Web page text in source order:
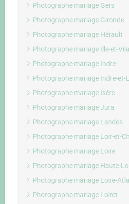
Photographe mariage Gers
Photographe mariage Gironde
Photographe mariage Hérault
Photographe mariage Ille-et-
Photographe mariage Indre
Photographe mariage Indre-et-
Photographe mariage Isère
Photographe mariage Jura
Photographe mariage Landes
Photographe mariage Loir-et-
Photographe mariage Loire
Photographe mariage Haute-
Photographe mariage Loire-
Photographe mariage Loiret